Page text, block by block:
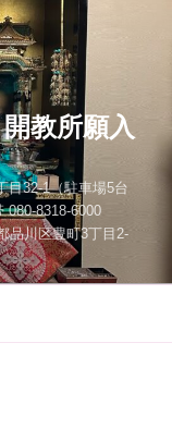
教所願入
32-1（駐車場5台
8318-6000
川区豊町3丁目2-